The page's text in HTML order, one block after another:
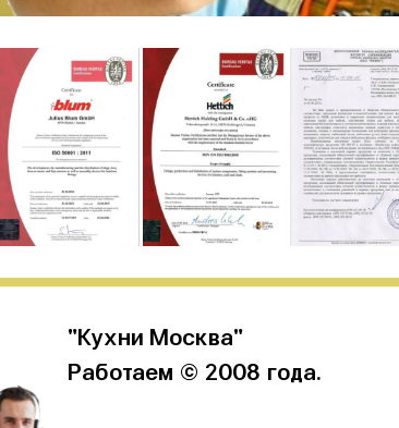
"Кухни Москва"
Работаем © 2008 года.